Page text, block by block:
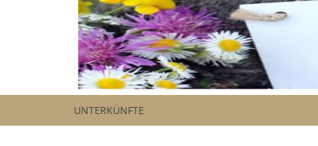
UNTERKÜNFTE